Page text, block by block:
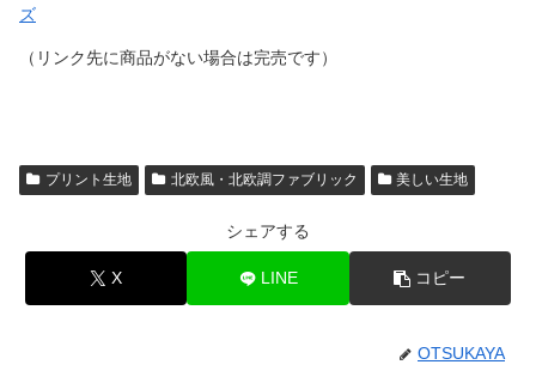
ズ
（リンク先に商品がない場合は完売です）
プリント生地 北欧風・北欧調ファブリック 美しい生地
シェアする
X LINE コピー
OTSUKAYA